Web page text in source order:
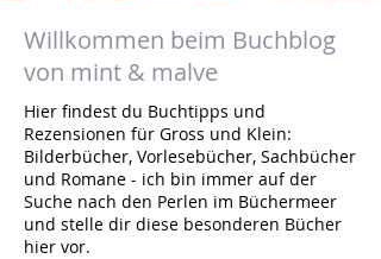
Willkommen beim Buchblog
von mint & malve
Hier findest du Buchtipps und
Rezensionen für Gross und Klein:
Bilderbücher, Vorlesebücher, Sachbücher
und Romane - ich bin immer auf der
Suche nach den Perlen im Büchermeer
und stelle dir diese besonderen Bücher
hier vor.